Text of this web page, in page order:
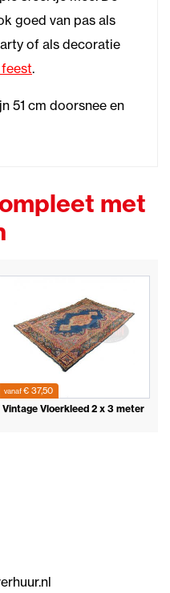
goed van pas als
of als decoratie
.
51 cm doorsnee en
met
vanaf€ 37,50
Vintage Vloerkleed 2 x 3 meter